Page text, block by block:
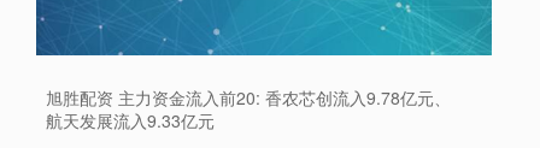
旭胜配资 主力资金流入前20: 香农芯创流入9.78亿元、
航天发展流入9.33亿元